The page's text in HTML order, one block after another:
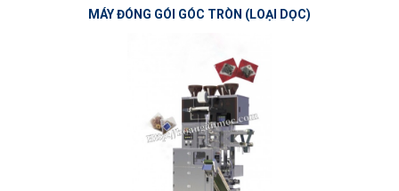
MÁY ĐÓNG GÓI GÓC TRÒN (LOẠI DỌC)